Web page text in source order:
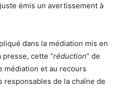
émis un avertissement à
dans la médiation mis en
presse, cette “réduction” de
médiation et au recours
de la chaîne de